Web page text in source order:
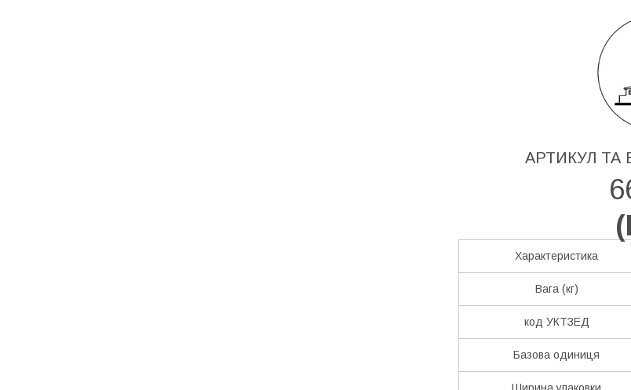
АРТИКУЛ ТА
(
Характеристика
Вага (кг)
код УКТЗЕД
Базова одиниця
Ширина упаковки